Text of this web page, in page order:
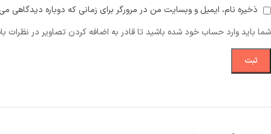
ذخیره نام، ایمیل و وبسایت من در مرورگر برای زمانی که دوباره دیدگاهی
شما باید وارد حساب خود شده باشید تا قادر به اضافه کردن تصاویر در نظرات